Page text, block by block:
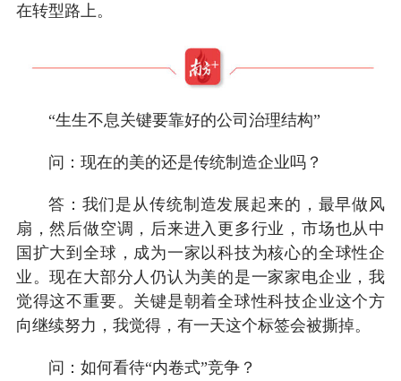
在转型路上。
“生生不息关键要靠好的公司治理结构”
问：现在的美的还是传统制造企业吗？
答：我们是从传统制造发展起来的，最早做风
扇，然后做空调，后来进入更多行业，市场也从中
国扩大到全球，成为一家以科技为核心的全球性企
业。现在大部分人仍认为美的是一家家电企业，我
觉得这不重要。关键是朝着全球性科技企业这个方
向继续努力，我觉得，有一天这个标签会被撕掉。
问：如何看待“内卷式”竞争？